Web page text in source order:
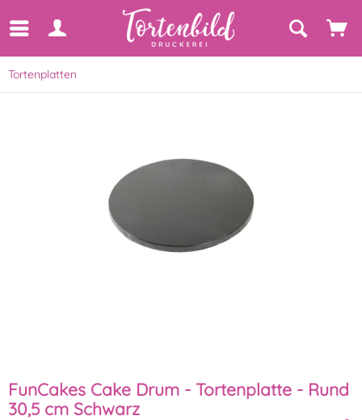
Tortenplatten
FunCakes Cake Drum - Tortenplatte - Rund
30,5 cm Schwarz